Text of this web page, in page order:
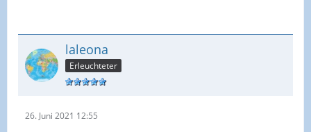
laleona
Erleuchteter
26. Juni 2021 12:55